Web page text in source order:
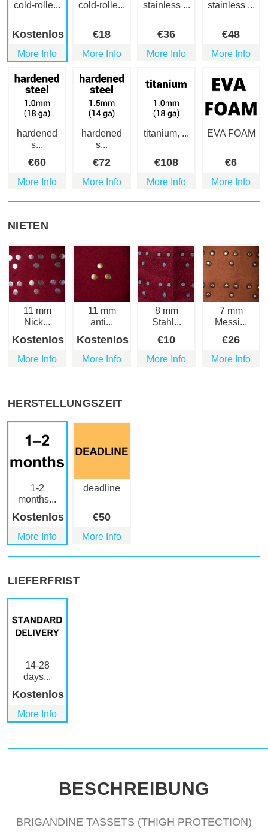
cold-rolle...
Kostenlos
More Info
cold-rolle...
€18
More Info
stainless ...
€36
More Info
stainless ...
€48
More Info
hardened
s...
€60
More Info
hardened
s...
€72
More Info
titanium, ...
€108
More Info
EVA FOAM
€6
More Info
NIETEN
11 mm
Nick...
Kostenlos
More Info
11 mm
anti...
Kostenlos
More Info
8 mm
Stahl...
€10
More Info
7 mm
Messi...
€26
More Info
HERSTELLUNGSZEIT
1-2
months...
Kostenlos
More Info
deadline
€50
More Info
LIEFERFRIST
14-28
days...
Kostenlos
More Info
BESCHREIBUNG
BRIGANDINE TASSETS (THIGH PROTECTION)